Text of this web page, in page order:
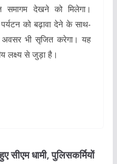
समागम देखने को मिलेगा।
को बढ़ावा देने के साथ-
अवसर भी सृजित करेगा। यह
लक्ष्य से जुड़ा है।
सीएम धामी, पुलिसकर्मियों